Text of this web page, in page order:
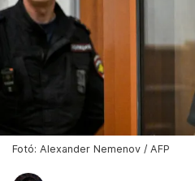
Fotó: Alexander Nemenov / AFP